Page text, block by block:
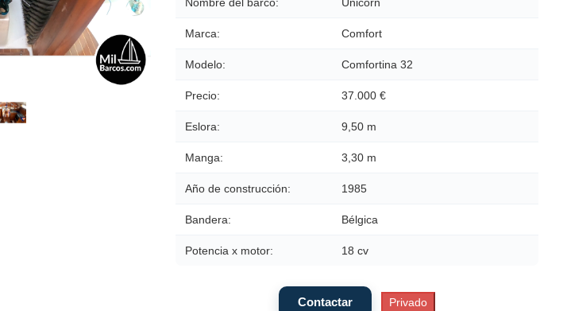
Marca: Comfort
Modelo: Comfortina 32
Precio: 37.000 €
Eslora: 9,50 m
Manga: 3,30 m
Año de construcción: 1985
Bandera: Bélgica
Potencia x motor: 18 cv